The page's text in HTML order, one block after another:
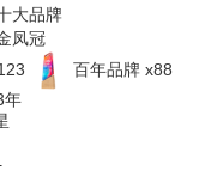
大品牌
凤冠
百年品牌 x88
年